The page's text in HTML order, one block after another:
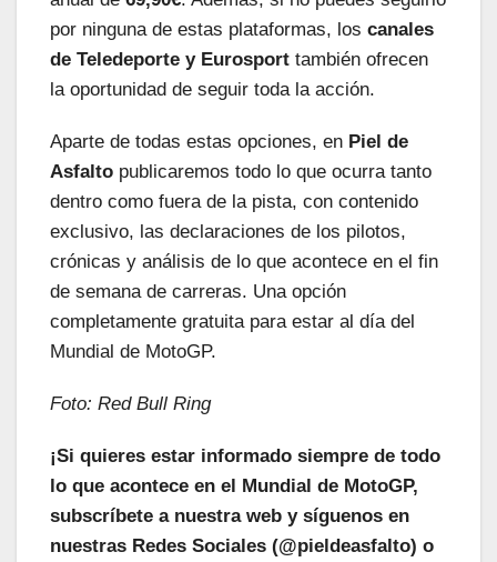
por ninguna de estas plataformas, los canales
de Teledeporte y Eurosport también ofrecen
la oportunidad de seguir toda la acción.
Aparte de todas estas opciones, en Piel de
Asfalto publicaremos todo lo que ocurra tanto
dentro como fuera de la pista, con contenido
exclusivo, las declaraciones de los pilotos,
crónicas y análisis de lo que acontece en el fin
de semana de carreras. Una opción
completamente gratuita para estar al día del
Mundial de MotoGP.
Foto: Red Bull Ring
¡Si quieres estar informado siempre de todo
lo que acontece en el Mundial de MotoGP,
subscríbete a nuestra web y síguenos en
nuestras Redes Sociales (@pieldeasfalto) o